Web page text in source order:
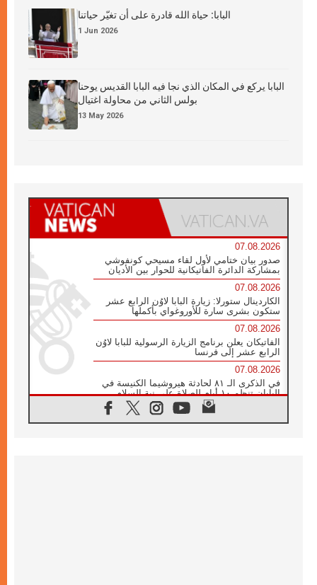
البابا: حياة الله قادرة على أن تغيّر حياتنا
1 Jun 2026
البابا يركع في المكان الذي نجا فيه البابا القديس يوحنا
بولس الثاني من محاولة اغتيال
13 May 2026
07.08.2026
صدور بيان ختامي لأول لقاء مسيحي كونفوشي
بمشاركة الدائرة الفاتيكانية للحوار بين الأديان
07.08.2026
الكاردينال ستورلا: زيارة البابا لاوُن الرابع عشر
ستكون بشرى سارة للأوروغواي بأكملها
07.08.2026
الفاتيكان يعلن برنامج الزيارة الرسولية للبابا لاوُن
الرابع عشر إلى فرنسا
07.08.2026
في الذكرى الـ ٨١ لحادثة هيروشيما الكنيسة في
اليابان تنظم ١٠ أيام للصلاة على نية السلام
الكنيسة في الأوروغواي: زيارة البابا ستعزز